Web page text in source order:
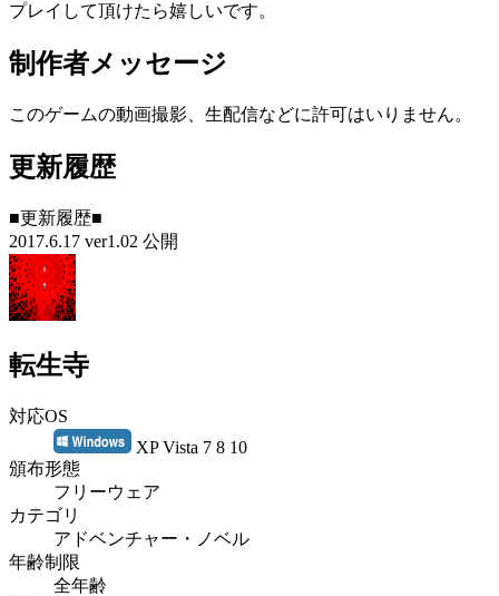
プレイして頂けたら嬉しいです。
制作者メッセージ
このゲームの動画撮影、生配信などに許可はいりません。
更新履歴
■更新履歴■
2017.6.17 ver1.02 公開
転生寺
対応OS
XP Vista 7 8 10
頒布形態
フリーウェア
カテゴリ
アドベンチャー・ノベル
年齢制限
全年齢